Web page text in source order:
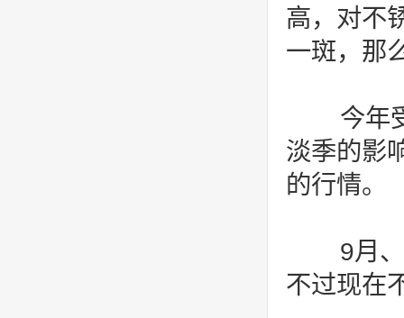
高，对不
一斑，那
今年
淡季的影
的行情。
9月、
不过现在